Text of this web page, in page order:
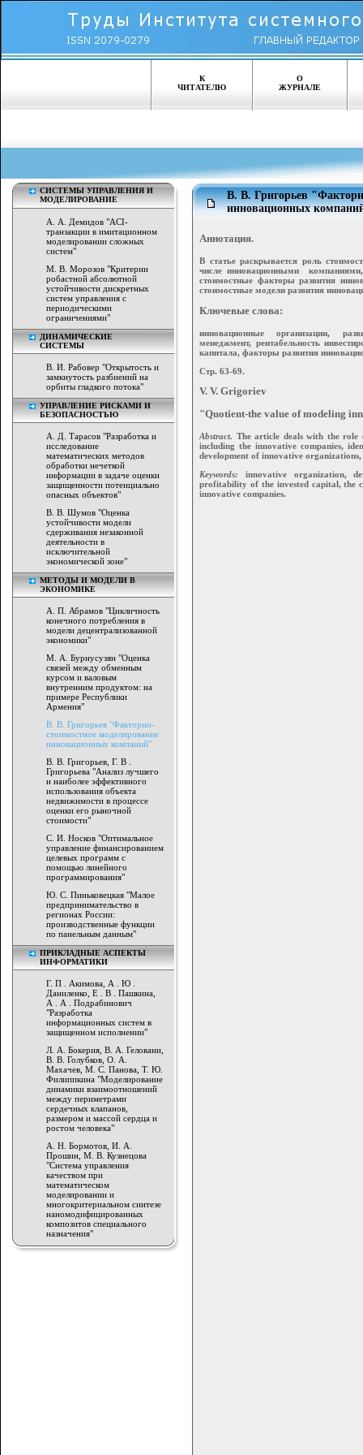
К
ЧИТАТЕЛЮ
О
ЖУРНАЛЕ
СИСТЕМЫ УПРАВЛЕНИЯ И
МОДЕЛИРОВАНИЕ
А. А. Демидов "ACI-
транзакции в имитационном
моделировании сложных
систем"
М. В. Морозов "Критерии
робастной абсолютной
устойчивости дискретных
систем управления с
периодическими
ограничениями"
ДИНАМИЧЕСКИЕ
СИСТЕМЫ
В. И. Рабовер "Открытость и
замкнутость разбиений на
орбиты гладкого потока"
УПРАВЛЕНИЕ РИСКАМИ И
БЕЗОПАСНОСТЬЮ
А. Д. Тарасов "Разработка и
исследование
математических методов
обработки нечеткой
информации в задаче оценки
защищенности потенциально
опасных объектов"
В. В. Шумов "Оценка
устойчивости модели
сдерживания незаконной
деятельности в
исключительной
экономической зоне"
МЕТОДЫ И МОДЕЛИ В
ЭКОНОМИКЕ
А. П. Абрамов "Цикличность
конечного потребления в
модели децентрализованной
экономики"
М. А. Бурнусузян "Оценка
связей между обменным
курсом и валовым
внутренним продуктом: на
примере Республики
Армения"
В. В. Григорьев "Факторно-
стоимостное моделирование
инновационных компаний"
В. В. Григорьев, Г. В .
Григорьева "Анализ лучшего
и наиболее эффективного
использования объекта
недвижимости в процессе
оценки его рыночной
стоимости"
С. И. Носков "Оптимальное
управление финансированием
целевых программ с
помощью линейного
программирования"
Ю. С. Пиньковецкая "Малое
предпринимательство в
регионах России:
производственные функции
по панельным данным"
ПРИКЛАДНЫЕ АСПЕКТЫ
ИНФОРМАТИКИ
Г. П . Акимова, А . Ю .
Даниленко, Е . В . Пашкина,
А . А . Подрабинович
"Разработка
информационных систем в
защищенном исполнении"
Л. А. Бокерия, В. А. Геловани,
В. В. Голубков, О. А.
Махачев, М. С. Панова, Т. Ю.
Филиппкина "Моделирование
динамики взаимоотношений
между периметрами
сердечных клапанов,
размером и массой сердца и
ростом человека"
А. Н. Бормотов, И. А.
Прошин, М. В. Кузнецова
"Система управления
качеством при
математическом
моделировании и
многокритериальном синтезе
наномодифицированных
композитов специального
назначения"
В. В. Григорьев
инновационных
Аннотация.
В статье раскрывается роль
числе инновационными
стоимостные факторы развития
стоимостные модели развития
Ключевые слова:
инновационные организации,
менеджмент, рентабельность
капитала, факторы развития
Стр. 63-69.
V. V. Grigoriev
"Quotient-the value of modeling
Abstract. The article deals with the role
including the innovative companies,
development of innovative
Keywords: innovative organization,
profitability of the invested capital,
innovative companies.